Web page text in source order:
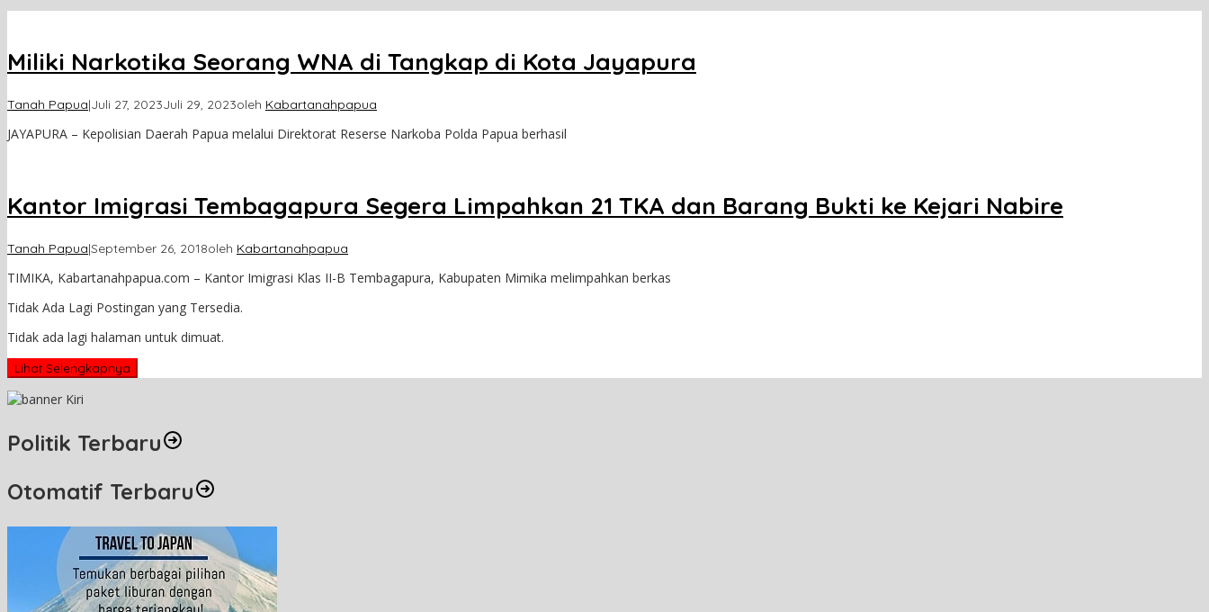
Miliki Narkotika Seorang WNA di Tangkap di Kota Jayapura
Tanah Papua|Juli 27, 2023Juli 29, 2023oleh Kabartanahpapua
JAYAPURA – Kepolisian Daerah Papua melalui Direktorat Reserse Narkoba Polda Papua berhasil
Kantor Imigrasi Tembagapura Segera Limpahkan 21 TKA dan Barang Bukti ke Kejari Nabire
Tanah Papua|September 26, 2018oleh Kabartanahpapua
TIMIKA, Kabartanahpapua.com – Kantor Imigrasi Klas II-B Tembagapura, Kabupaten Mimika melimpahkan berkas
Tidak Ada Lagi Postingan yang Tersedia.
Tidak ada lagi halaman untuk dimuat.
Lihat Selengkapnya
Politik Terbaru
Otomatif Terbaru